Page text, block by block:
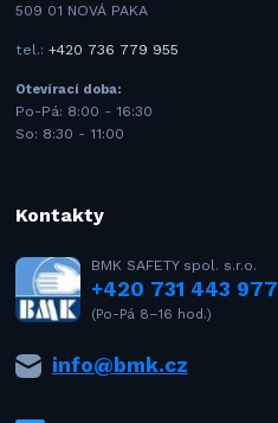
509 01 NOVÁ PAKA
tel.:+420 736 779 955
Otevírací doba:
Po-Pá: 8:00 - 16:30
So: 8:30 - 11:00
Kontakty
BMK SAFETY spol. s.r.o.
+420 731 443 977
(Po-Pá 8–16 hod.)
info@bmk.cz